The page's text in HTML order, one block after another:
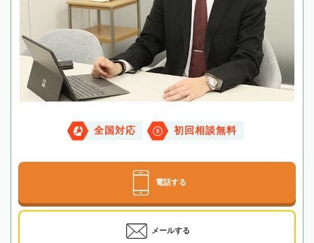
全国対応 初回相談無料
電話する
メールする